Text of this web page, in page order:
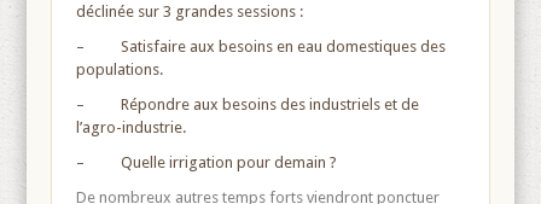
déclinée sur 3 grandes sessions :
– Satisfaire aux besoins en eau domestiques des
populations.
– Répondre aux besoins des industriels et de
l’agro-industrie.
– Quelle irrigation pour demain ?
De nombreux autres temps forts viendront ponctuer